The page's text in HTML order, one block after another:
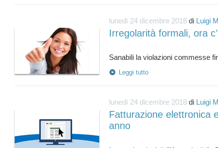
lunedì 24 dicembre 2018 di Luigi
Irregolarità formali, ora
Leggi tutto
lunedì 24 dicembre 2018 di Luigi
Fatturazione elettronica
anno